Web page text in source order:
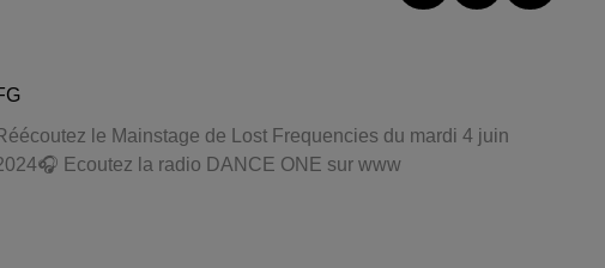
le Mainstage de Lost Frequencies du mardi 4 juin
Ecoutez la radio DANCE ONE sur www